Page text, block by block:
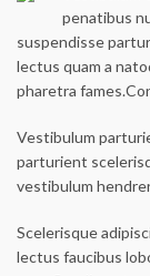
penatibus
suspendisse
lectus quam a
pharetra
Vestibulum
parturient
vestibulum
Scelerisque
lectus faucibus